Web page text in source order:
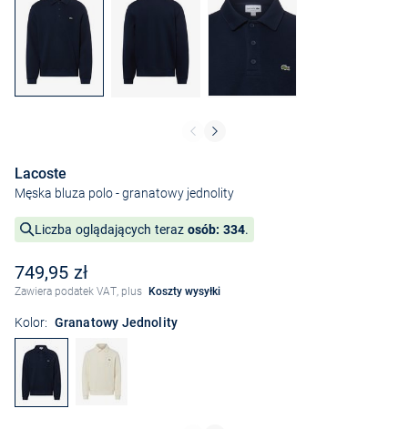
Lacoste
Męska bluza polo- granatowy jednolity
Liczba oglądających teraz osób: 334.
749,95 zł
Zawiera podatek VAT, plus Koszty wysyłki
Kolor: Granatowy Jednolity